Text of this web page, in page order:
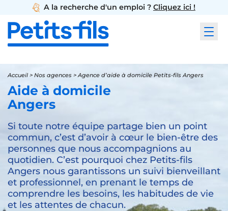
A la recherche d'un emploi ? Cliquez ici !
Accueil > Nos agences >Agence d’aide à domicile Petits-fils Angers
Aide à domicile
Angers
Si toute notre équipe partage bien un point
commun, c’est d’avoir à cœur le bien-être des
personnes que nous accompagnions au
quotidien. C’est pourquoi chez Petits-fils
Angers nous garantissons un suivi bienveillant
et professionnel, en prenant le temps de
comprendre les besoins, les habitudes de vie
et les attentes de chacun.